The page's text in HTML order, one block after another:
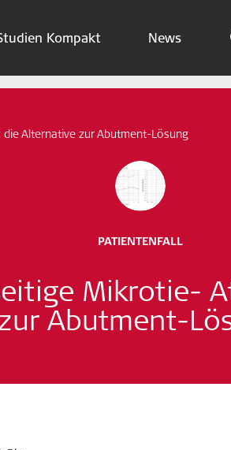
Kompakt News
Indikationen
Jetzt abonnieren
German – Austria
Folge uns
Alternative zur Abutment-Lösung
PATIENTENFALL
Mikrotie-
Abutment-